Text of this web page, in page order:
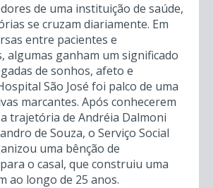
de uma instituição de saúde,
se cruzam diariamente. Em
entre pacientes e
algumas ganham um significado
de sonhos, afeto e
São José foi palco de uma
marcantes. Após conhecerem
trajetória de Andréia Dalmoni
de Souza, o Serviço Social
uma bênção de
o casal, que construiu uma
ao longo de 25 anos.